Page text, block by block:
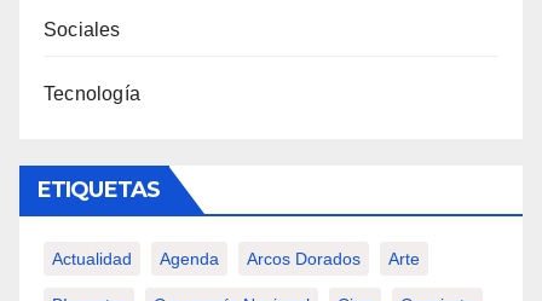
Sociales
Tecnología
ETIQUETAS
Actualidad Agenda Arcos Dorados Arte